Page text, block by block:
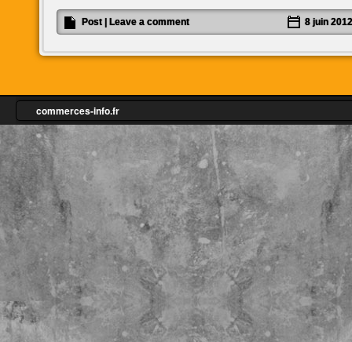
Post Leave a comment 8 juin 2012
commerces-info.fr